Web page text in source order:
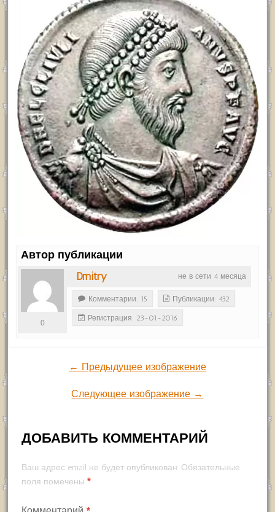
Автор публикации
не в сети 4 месяца
Dmitry
0
Комментарии: 15 Публикации: 432
Регистрация: 23-01-2016
← Предыдущее изображение
Следующее изображение →
ДОБАВИТЬ КОММЕНТАРИЙ
Ваш адрес email не будет опубликован. Обязательные
поля помечены *